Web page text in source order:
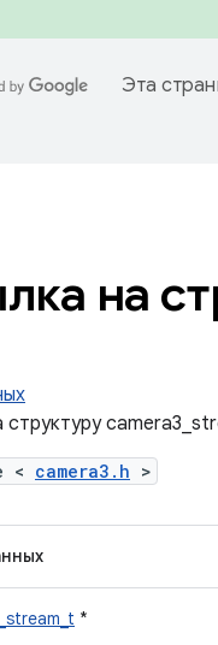
Эта
на
структуру
< camera3.h >
*